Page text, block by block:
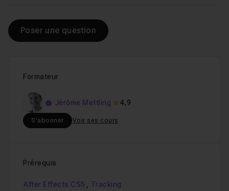
Formateur
Jérôme Mettling 4,9
S'abonner Voir ses cours
Prérequis
After Effects CS5 , Tracking
Poser une question